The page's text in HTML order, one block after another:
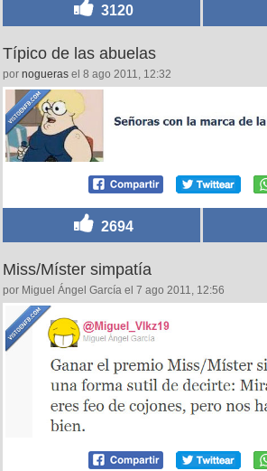
3120
Típico de las abuelas
por nogueras el 8 ago 2011, 12:32
2694
Miss/Míster simpatía
por Miguel Ángel García el 7 ago 2011, 12:56